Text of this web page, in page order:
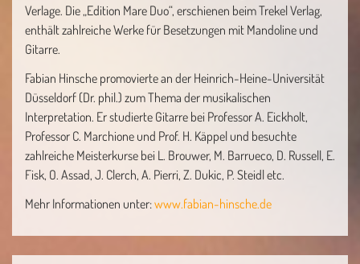
Verlage. Die „Edition Mare Duo“, erschienen beim Trekel Verlag,
enthält zahlreiche Werke für Besetzungen mit Mandoline und
Gitarre.
Fabian Hinsche promovierte an der Heinrich-Heine-Universität
Düsseldorf (Dr. phil.) zum Thema der musikalischen
Interpretation. Er studierte Gitarre bei Professor A. Eickholt,
Professor C. Marchione und Prof. H. Käppel und besuchte
zahlreiche Meisterkurse bei L. Brouwer, M. Barrueco, D. Russell, E.
Fisk, O. Assad, J. Clerch, A. Pierri, Z. Dukic, P. Steidl etc.
Mehr Informationen unter:www.fabian-hinsche.de